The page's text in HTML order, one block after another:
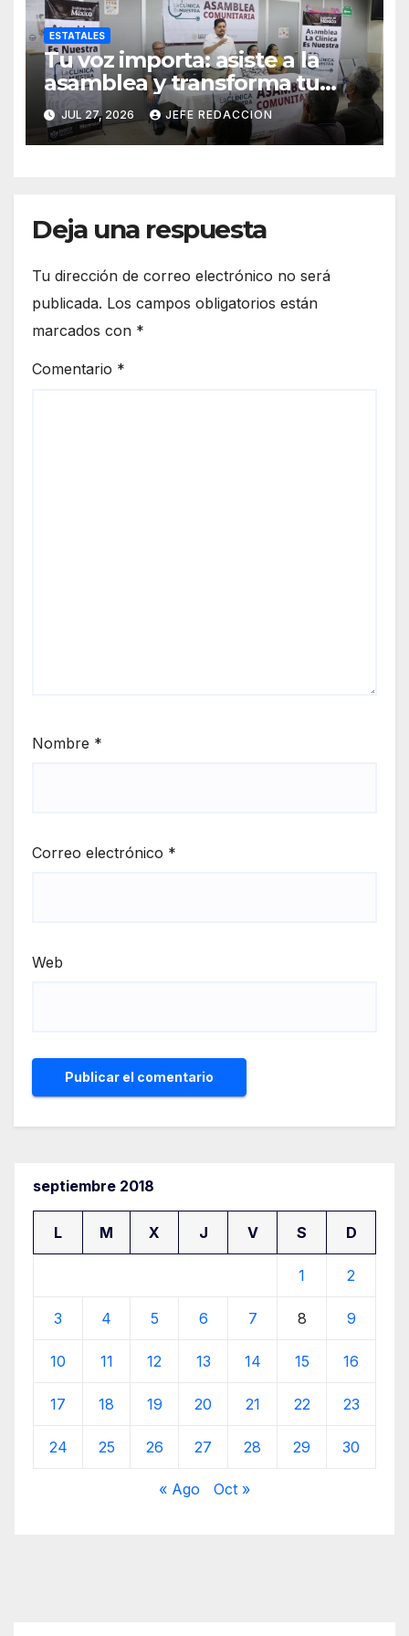
ESTATALES
Tu voz importa: asiste a la
asamblea y transforma tu
clínica del IMSS-Bienestar
JUL 27, 2026 JEFE REDACCION
Deja una respuesta
Tu dirección de correo electrónico no será
publicada. Los campos obligatorios están
marcados con *
Comentario *
Nombre *
Correo electrónico *
Web
septiembre 2018
L M X J V S D
1 2
3 4 5 6 7 8 9
10 11 12 13 14 15 16
17 18 19 20 21 22 23
24 25 26 27 28 29 30
« Ago Oct »